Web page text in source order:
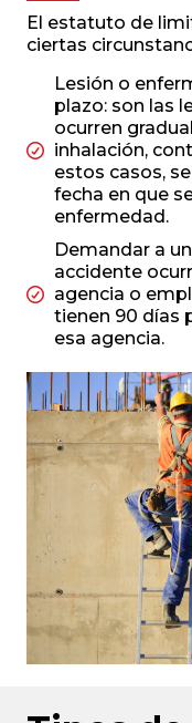
El estatuto de
ciertas
Lesión o
plazo: son las
ocurren
inhalación,
estos casos,
fecha en que
enfermedad.
Demandar a
accidente
agencia o
tienen 90 días
esa agencia.